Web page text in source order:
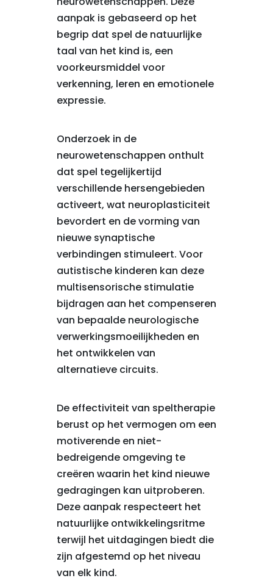
aanpak is gebaseerd op het
begrip dat spel de natuurlijke
taal van het kind is, een
voorkeursmiddel voor
verkenning, leren en emotionele
expressie.
Onderzoek in de
neurowetenschappen onthult
dat spel tegelijkertijd
verschillende hersengebieden
activeert, wat neuroplasticiteit
bevordert en de vorming van
nieuwe synaptische
verbindingen stimuleert. Voor
autistische kinderen kan deze
multisensorische stimulatie
bijdragen aan het compenseren
van bepaalde neurologische
verwerkingsmoeilijkheden en
het ontwikkelen van
alternatieve circuits.
De effectiviteit van speltherapie
berust op het vermogen om een
motiverende en niet-
bedreigende omgeving te
creëren waarin het kind nieuwe
gedragingen kan uitproberen.
Deze aanpak respecteert het
natuurlijke ontwikkelingsritme
terwijl het uitdagingen biedt die
zijn afgestemd op het niveau
van elk kind.